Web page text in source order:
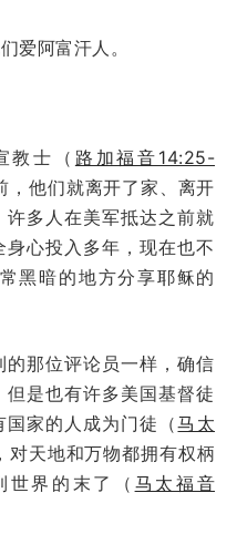
爱阿富汗人。
教士（ 路加福音14:25-
，他们就离开了家、离开
多人在美军抵达之前就
心投入多年，现在也不
黑暗的地方分享耶稣的
那位评论员一样，确信
是也有许多美国基督徒
国家的人成为门徒（马太
对天地和万物都拥有权柄
世界的末了（ 马太福音